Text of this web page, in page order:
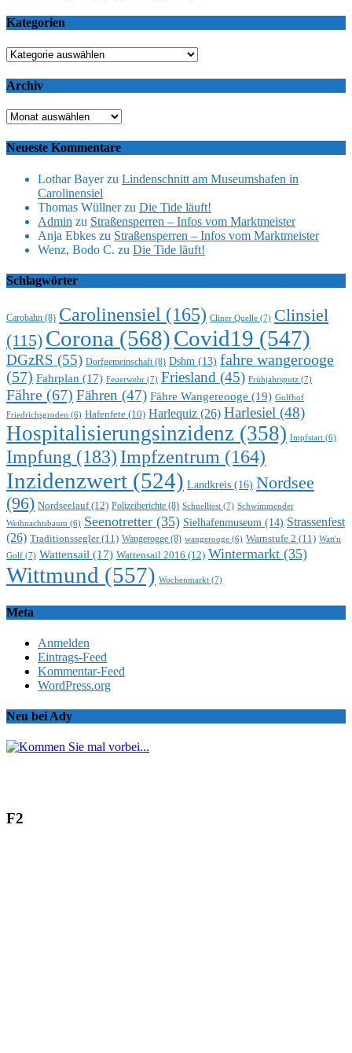
Kategorien
Kategorien
Archiv
Archiv
Neueste Kommentare
Lothar Bayerzu Lindenschnitt am Museumshafen in
Carolinensiel
Thomas Wüllnerzu Die Tide läuft!
Admin zu Straßensperren – Infos vom Marktmeister
Anja Ebkes zu Straßensperren – Infos vom Marktmeister
Wenz, Bodo C. zu Die Tide läuft!
Schlagwörter
Carobahn (8) Carolinensiel (165) Cliner Quelle (7) Clinsiel
(115) Corona (568)Covid19 (547)
DGzRS (55) Dorfgemeinschaft(8) Dshm (13) fahre wangerooge
(57) Fahrplan (17) Feuerwehr (7) Friesland (45) Frühjahrsputz (7)
Fähre (67) Fähren (47) Fähre Wangereooge (19) Gulfhof
Friedrichsgroden (6) Hafenfete (10) Harlequiz (26) Harlesiel (48)
Hospitalisierungsinzidenz (358) Impfstart (6)
Impfung (183) Impfzentrum (164)
Inzidenzwert (524) Landkreis (16) Nordsee
(96) Nordseelauf(12) Polizeiberichte (8) Schnelltest (7) Schwimmender
Weihnachtsbaum (6) Seenotretter (35) Sielhafenmuseum (14) Strassenfest
(26) Traditionssegler(11) Wangerogge (8) wangerooge (6) Warnstufe 2 (11) Watt'n
Golf (7) Wattensail (17) Wattensail 2016 (12) Wintermarkt (35)
Wittmund (557) Wochenmarkt (7)
Meta
Anmelden
Eintrags-Feed
Kommentar-Feed
WordPress.org
Neu bei Ady
F2